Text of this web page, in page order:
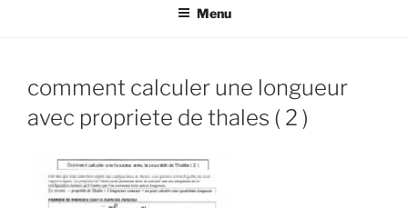
Menu
comment calculer une longueur
avec propriete de thales ( 2 )